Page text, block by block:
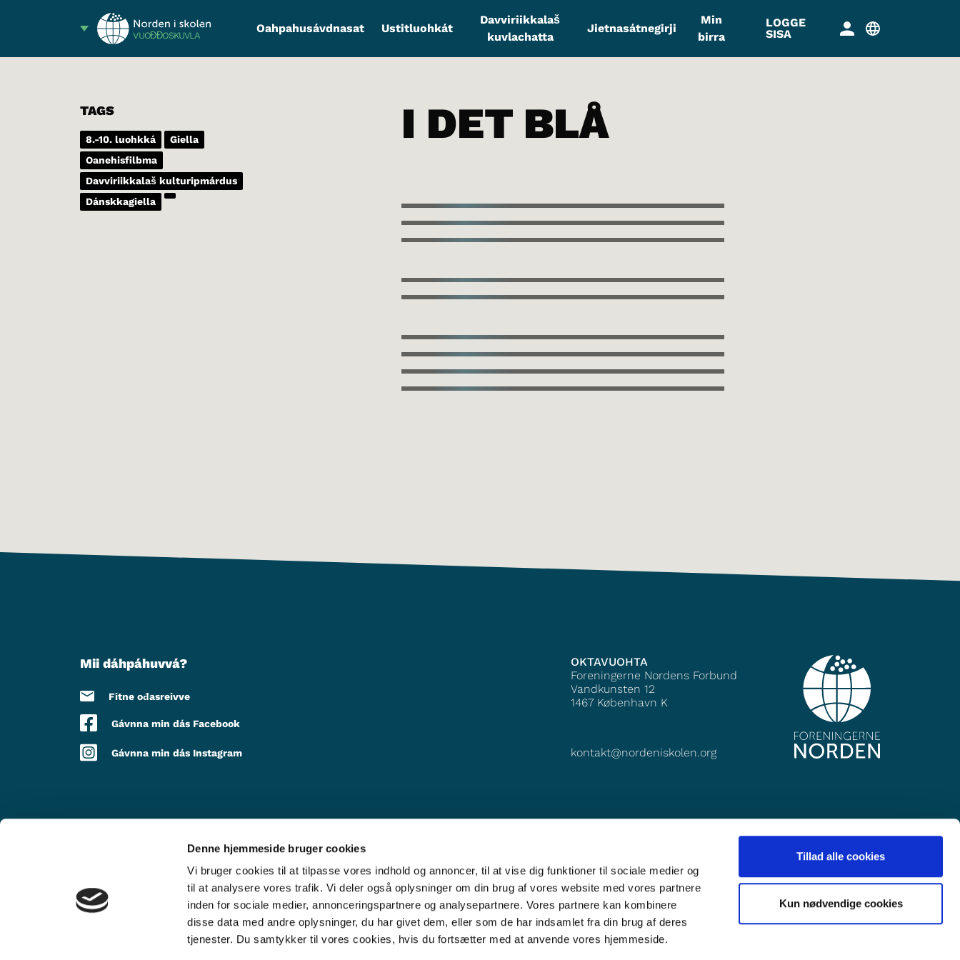
Denne hjemmeside bruger cookies
Vi bruger cookies til at tilpasse vores indhold og annoncer, til at vise dig funktioner til sociale medier og
til at analysere vores trafik. Vi deler også oplysninger om din brug af vores website med vores partnere
inden for sociale medier, annonceringspartnere og analysepartnere. Vores partnere kan kombinere
disse data med andre oplysninger, du har givet dem, eller som de har indsamlet fra din brug af deres
tjenester. Du samtykker til vores cookies, hvis du fortsætter med at anvende vores hjemmeside.
Tillad alle cookies
Kun nødvendige cookies
VUOĐĐOSKUVLA
Oahpahusávdnasat Ustitluohkát
Davviriikkalaš
kuvlachatta
Jietnasátnegirji
Min
birra
LOGGE
SISA
TAGS
8.-10. luohkká
Giella
Oanehisfilbma
Davviriikkalaš kulturipmárdus
Dánskkagiella
I DET BLÅ
Mii dáhpáhuvvá?
Fitne ođasreivve
Gávnna min dás Facebook
Gávnna min dás Instagram
OKTAVUOHTA
Foreningerne Nordens Forbund
Vandkunsten 12
1467 København K
kontakt@nordeniskolen.org